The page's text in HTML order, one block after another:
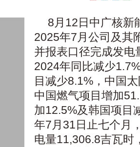
8月12日中广核新
2025年7月公司及其
并报表口径完成发
2024年同比减少
目减少8.1%，中国
中国燃气项目增加
加12.5%及韩国项目
年7月31日止七个月
电量11,306.8吉瓦时